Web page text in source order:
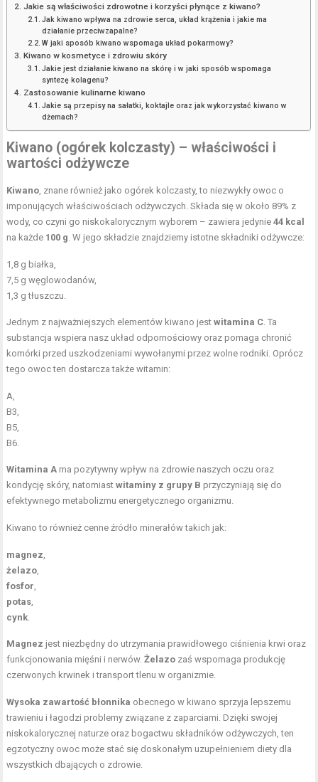
Jakie są właściwości zdrowotne i korzyści płynące z kiwano?
Jak kiwano wpływa na zdrowie serca, układ krążenia i jakie ma
działanie przeciwzapalne?
W jaki sposób kiwano wspomaga układ pokarmowy?
Kiwano w kosmetyce i zdrowiu skóry
Jakie jest działanie kiwano na skórę i w jaki sposób wspomaga
syntezę kolagenu?
Zastosowanie kulinarne kiwano
Jakie są przepisy na sałatki, koktajle oraz jak wykorzystać kiwano w
dżemach?
Kiwano (ogórek kolczasty) – właściwości i
wartości odżywcze
Kiwano, znane również jako ogórek kolczasty, to niezwykły owoc o
imponujących właściwościach odżywczych. Składa się w około 89% z
wody, co czyni go niskokalorycznym wyborem – zawiera jedynie44 kcal
na każde 100 g. W jego składzie znajdziemy istotne składniki odżywcze:
1,8 g białka,
7,5 g węglowodanów,
1,3 g tłuszczu.
Jednym z najważniejszych elementów kiwano jestwitamina C. Ta
substancja wspiera nasz układ odpornościowy oraz pomaga chronić
komórki przed uszkodzeniami wywołanymi przez wolne rodniki. Oprócz
tego owoc ten dostarcza także witamin:
A,
B3,
B5,
B6.
Witamina A ma pozytywny wpływ na zdrowie naszych oczu oraz
kondycję skóry, natomiastwitaminy z grupy B przyczyniają się do
efektywnego metabolizmu energetycznego organizmu.
Kiwano to również cenne źródło minerałów takich jak:
magnez,
żelazo,
fosfor,
potas,
cynk.
Magnez jest niezbędny do utrzymania prawidłowego ciśnienia krwi oraz
funkcjonowania mięśni i nerwów.Żelazo zaś wspomaga produkcję
czerwonych krwinek i transport tlenu w organizmie.
Wysoka zawartość błonnika obecnego w kiwano sprzyja lepszemu
trawieniu i łagodzi problemy związane z zaparciami. Dzięki swojej
niskokalorycznej naturze oraz bogactwu składników odżywczych, ten
egzotyczny owoc może stać się doskonałym uzupełnieniem diety dla
wszystkich dbających o zdrowie.